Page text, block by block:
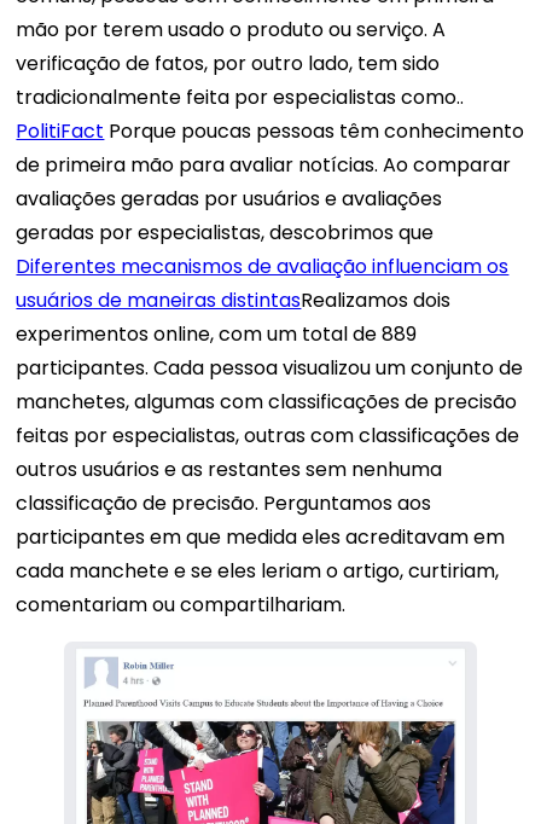
mão por terem usado o produto ou serviço. A
verificação de fatos, por outro lado, tem sido
tradicionalmente feita por especialistas como..
PolitiFact Porque poucas pessoas têm conhecimento
de primeira mão para avaliar notícias. Ao comparar
avaliações geradas por usuários e avaliações
geradas por especialistas, descobrimos que
Diferentes mecanismos de avaliação influenciam os
usuários de maneiras distintasRealizamos dois
experimentos online, com um total de 889
participantes. Cada pessoa visualizou um conjunto de
manchetes, algumas com classificações de precisão
feitas por especialistas, outras com classificações de
outros usuários e as restantes sem nenhuma
classificação de precisão. Perguntamos aos
participantes em que medida eles acreditavam em
cada manchete e se eles leriam o artigo, curtiriam,
comentariam ou compartilhariam.